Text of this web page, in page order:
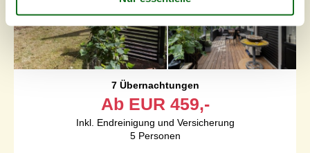
7 Übernachtungen
Ab EUR 459,-
Inkl. Endreinigung und Versicherung
5 Personen